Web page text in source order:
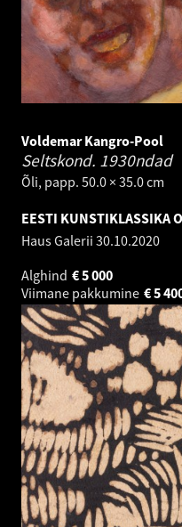
Voldemar Kangro-Pool
Seltskond. 1930ndad
Õli, papp. 50.0 × 35.0 cm
EESTI KUNSTIKLASSIKA
Haus Galerii 30.10.2020
Alghind
5 000
€
Viimane pakkumine
5
€